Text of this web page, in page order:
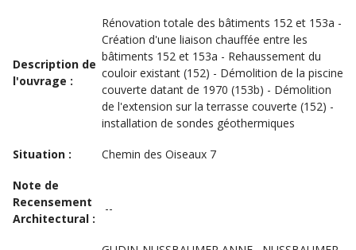
Description de
l'ouvrage :
Rénovation totale des bâtiments 152 et 153a -
Création d'une liaison chauffée entre les
bâtiments 152 et 153a - Rehaussement du
couloir existant (152) - Démolition de la piscine
couverte datant de 1970 (153b) - Démolition
de l'extension sur la terrasse couverte (152) -
installation de sondes géothermiques
Situation : Chemin des Oiseaux 7
Note de
Recensement
Architectural :
--